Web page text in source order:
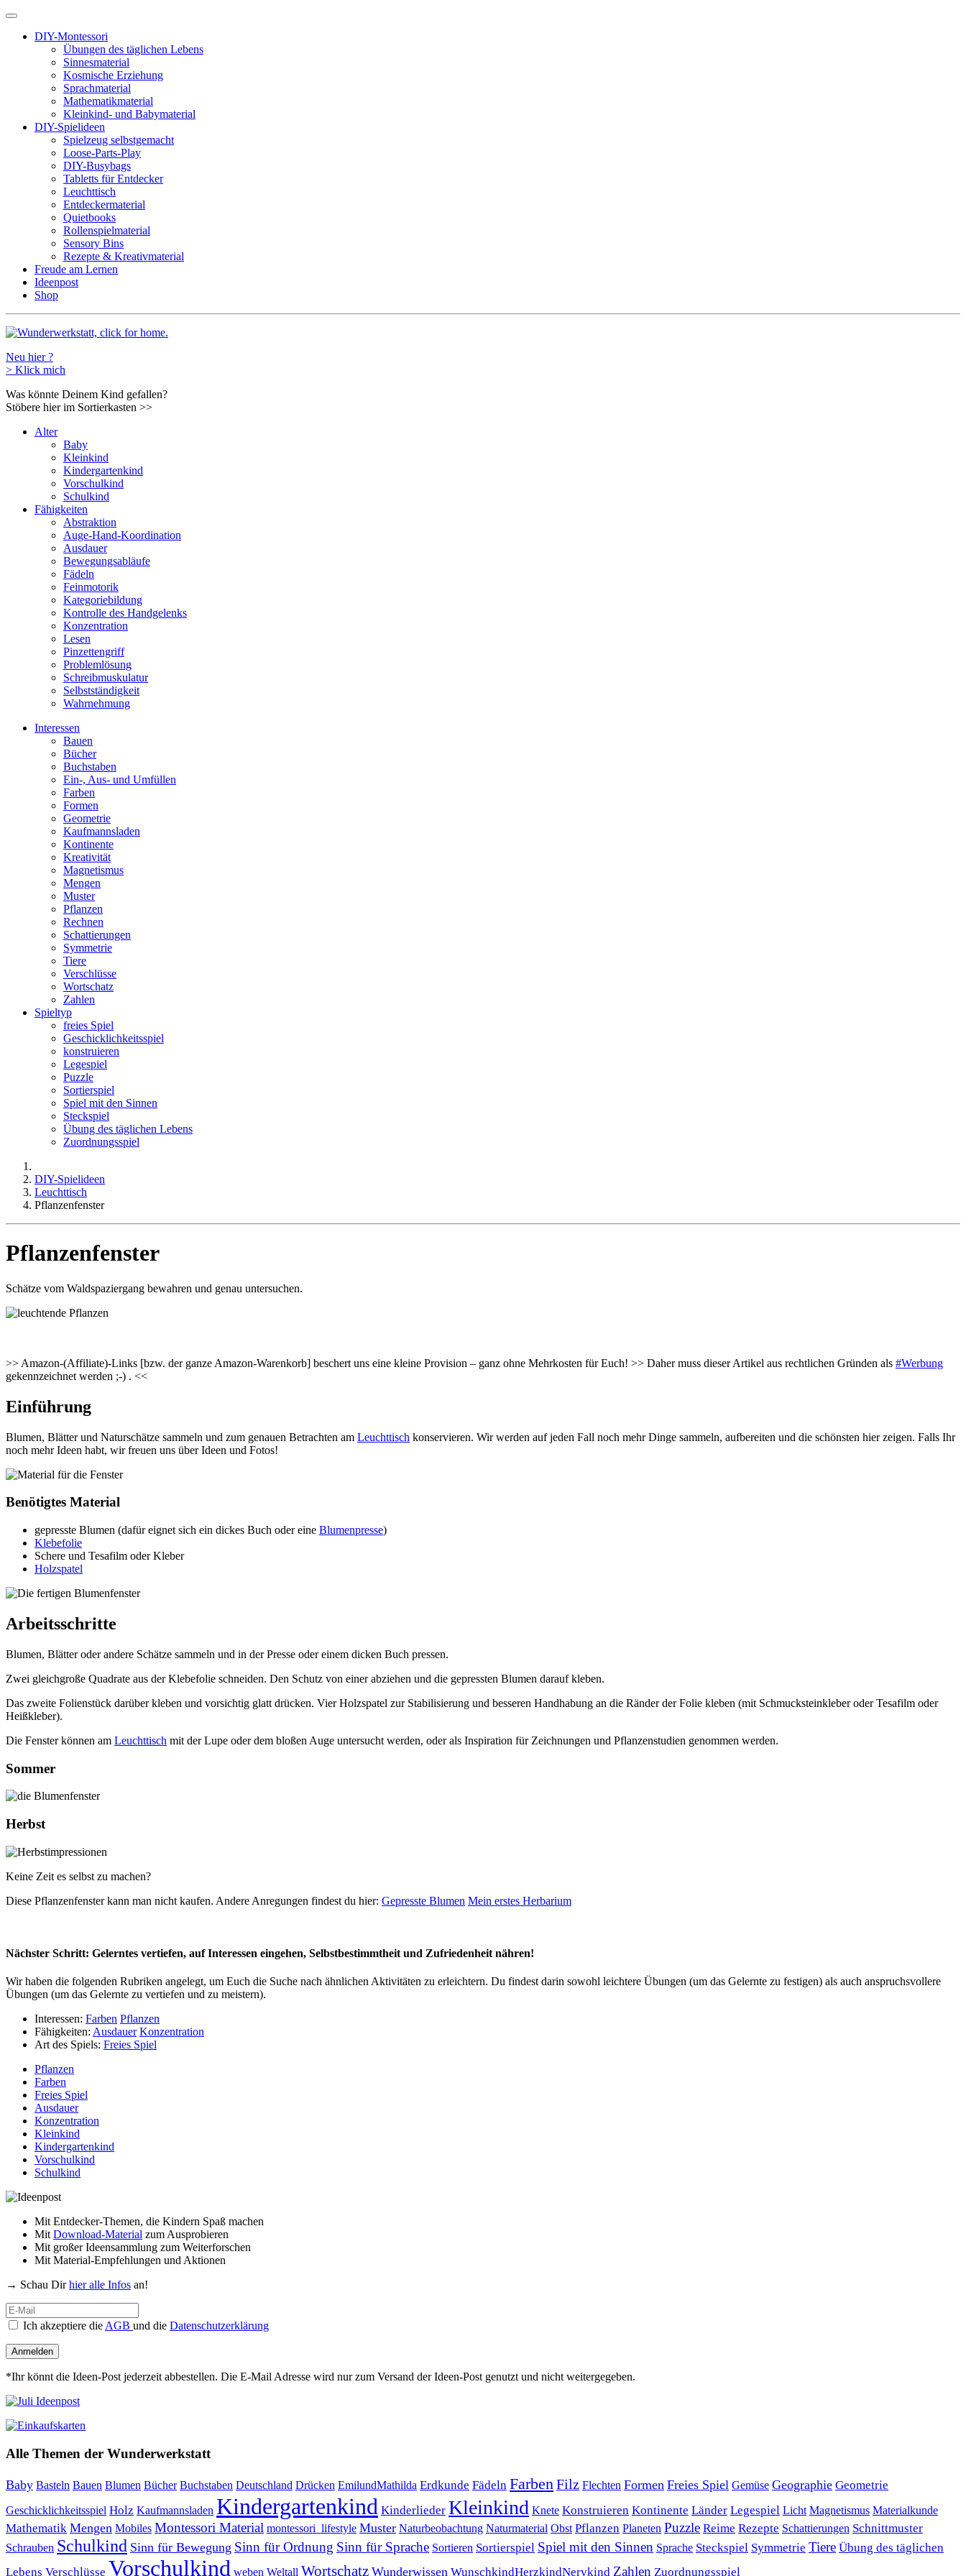
DIY-Montessori
Übungen des täglichen Lebens
Sinnesmaterial
Kosmische Erziehung
Sprachmaterial
Mathematikmaterial
Kleinkind- und Babymaterial
DIY-Spielideen
Spielzeug selbstgemacht
Loose-Parts-Play
DIY-Busybags
Tabletts für Entdecker
Leuchttisch
Entdeckermaterial
Quietbooks
Rollenspielmaterial
Sensory Bins
Rezepte & Kreativmaterial
Freude am Lernen
Ideenpost
Shop
Neu hier ?
> Klick mich
Was könnte Deinem Kind gefallen?
Stöbere hier im Sortierkasten >>
Alter
Baby
Kleinkind
Kindergartenkind
Vorschulkind
Schulkind
Fähigkeiten
Abstraktion
Auge-Hand-Koordination
Ausdauer
Bewegungsabläufe
Fädeln
Feinmotorik
Kategoriebildung
Kontrolle des Handgelenks
Konzentration
Lesen
Pinzettengriff
Problemlösung
Schreibmuskulatur
Selbstständigkeit
Wahrnehmung
Interessen
Bauen
Bücher
Buchstaben
Ein-, Aus- und Umfüllen
Farben
Formen
Geometrie
Kaufmannsladen
Kontinente
Kreativität
Magnetismus
Mengen
Muster
Pflanzen
Rechnen
Schattierungen
Symmetrie
Tiere
Verschlüsse
Wortschatz
Zahlen
Spieltyp
freies Spiel
Geschicklichkeitsspiel
konstruieren
Legespiel
Puzzle
Sortierspiel
Spiel mit den Sinnen
Steckspiel
Übung des täglichen Lebens
Zuordnungsspiel
DIY-Spielideen
Leuchttisch
Pflanzenfenster
Pflanzenfenster
Schätze vom Waldspaziergang bewahren und genau untersuchen.
>> Amazon-(Affiliate)-Links [bzw. der ganze Amazon-Warenkorb] beschert uns eine kleine Provision – ganz ohne Mehrkosten für Euch! >> Daher muss dieser Artikel aus rechtlichen Gründen als #Werbung
gekennzeichnet werden ;-) . <<
Einführung
Blumen, Blätter und Naturschätze sammeln und zum genauen Betrachten am Leuchttisch konservieren. Wir werden auf jeden Fall noch mehr Dinge sammeln, aufbereiten und die schönsten hier zeigen. Falls Ihr
noch mehr Ideen habt, wir freuen uns über Ideen und Fotos!
Benötigtes Material
gepresste Blumen (dafür eignet sich ein dickes Buch oder eine Blumenpresse)
Klebefolie
Schere und Tesafilm oder Kleber
Holzspatel
Arbeitsschritte
Blumen, Blätter oder andere Schätze sammeln und in der Presse oder einem dicken Buch pressen.
Zwei gleichgroße Quadrate aus der Klebefolie schneiden. Den Schutz von einer abziehen und die gepressten Blumen darauf kleben.
Das zweite Folienstück darüber kleben und vorsichtig glatt drücken. Vier Holzspatel zur Stabilisierung und besseren Handhabung an die Ränder der Folie kleben (mit Schmucksteinkleber oder Tesafilm oder
Heißkleber).
Die Fenster können am Leuchttisch mit der Lupe oder dem bloßen Auge untersucht werden, oder als Inspiration für Zeichnungen und Pflanzenstudien genommen werden.
Sommer
Herbst
Keine Zeit es selbst zu machen?
Diese Pflanzenfenster kann man nicht kaufen. Andere Anregungen findest du hier: Gepresste Blumen Mein erstes Herbarium
Nächster Schritt: Gelerntes vertiefen, auf Interessen eingehen, Selbstbestimmtheit und Zufriedenheit nähren!
Wir haben die folgenden Rubriken angelegt, um Euch die Suche nach ähnlichen Aktivitäten zu erleichtern. Du findest darin sowohl leichtere Übungen (um das Gelernte zu festigen) als auch anspruchsvollere
Übungen (um das Gelernte zu vertiefen und zu meistern).
Interessen: Farben Pflanzen
Fähigkeiten: Ausdauer Konzentration
Art des Spiels: Freies Spiel
Pflanzen
Farben
Freies Spiel
Ausdauer
Konzentration
Kleinkind
Kindergartenkind
Vorschulkind
Schulkind
Mit Entdecker-Themen, die Kindern Spaß machen
Mit Download-Material zum Ausprobieren
Mit großer Ideensammlung zum Weiterforschen
Mit Material-Empfehlungen und Aktionen
→ Schau Dirhier alle Infos an!
Ich akzeptiere die AGB und die Datenschutzerklärung
Anmelden
*Ihr könnt die Ideen-Post jederzeit abbestellen. Die E-Mail Adresse wird nur zum Versand der Ideen-Post genutzt und nicht weitergegeben.
Alle Themen der Wunderwerkstatt
Baby Basteln Bauen Blumen Bücher Buchstaben Deutschland Drücken EmilundMathilda Erdkunde Fädeln Farben Filz Flechten Formen Freies Spiel Gemüse Geographie Geometrie
Geschicklichkeitsspiel Holz Kaufmannsladen Kindergartenkind Kinderlieder Kleinkind Knete Konstruieren Kontinente Länder Legespiel Licht Magnetismus Materialkunde
Mathematik Mengen Mobiles Montessori Material montessori_lifestyle Muster Naturbeobachtung Naturmaterial Obst Pflanzen Planeten Puzzle Reime Rezepte Schattierungen Schnittmuster
Schrauben Schulkind Sinn für Bewegung Sinn für Ordnung Sinn für Sprache Sortieren Sortierspiel Spiel mit den Sinnen Sprache Steckspiel Symmetrie Tiere Übung des täglichen
Lebens Verschlüsse Vorschulkind weben Weltall Wortschatz Wunderwissen WunschkindHerzkindNervkind Zahlen Zuordnungsspiel